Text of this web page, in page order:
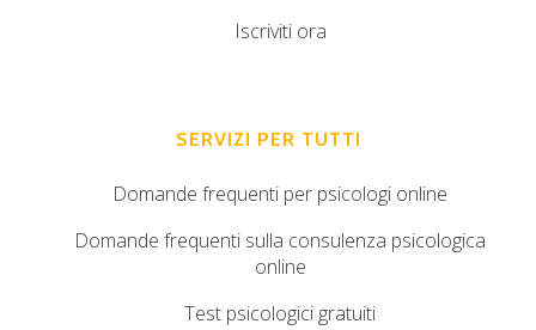
Iscriviti ora
SERVIZI PER TUTTI
Domande frequenti per psicologi online
Domande frequenti sulla consulenza psicologica
online
Test psicologici gratuiti